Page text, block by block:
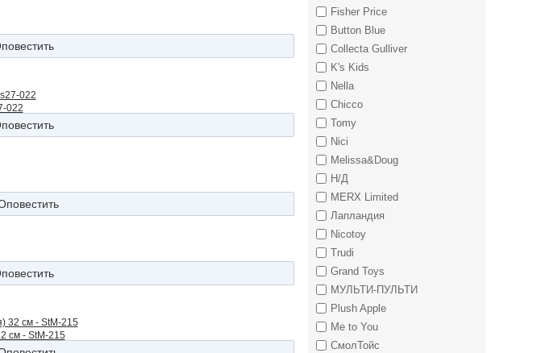
022
см - StM-215
Fisher Price
Button Blue
Collecta Gulliver
K's Kids
Nella
Chicco
Tomy
Nici
Melissa&Doug
Н/Д
MERX Limited
Лапландия
Nicotoy
Trudi
Grand Toys
МУЛЬТИ-ПУЛЬТИ
Plush Apple
Me to You
СмолТойс